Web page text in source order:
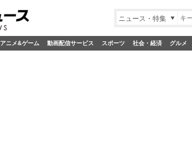
ニュース・特集
アニメ&ゲーム 動画配信サービス スポーツ 社会・経済 グルメ